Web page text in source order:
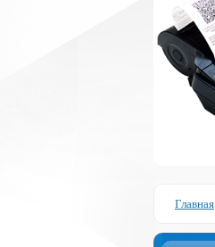
Главная